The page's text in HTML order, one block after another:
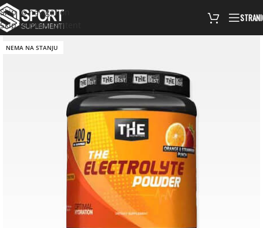
Skip to navigation
Skip to main content
NEMA NA STANJU